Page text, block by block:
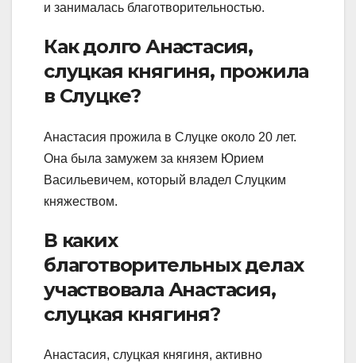
и занималась благотворительностью.
Как долго Анастасия,
слуцкая княгиня, прожила
в Слуцке?
Анастасия прожила в Слуцке около 20 лет.
Она была замужем за князем Юрием
Васильевичем, который владел Слуцким
княжеством.
В каких
благотворительных делах
участвовала Анастасия,
слуцкая княгиня?
Анастасия, слуцкая княгиня, активно